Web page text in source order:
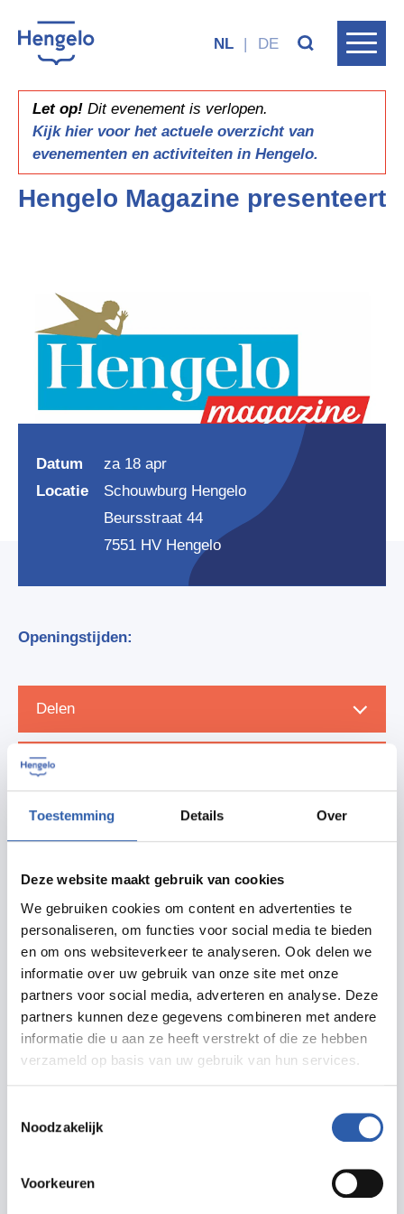
Toestemming Details Over
Deze website maakt gebruik van cookies
We gebruiken cookies om content en advertenties te
personaliseren, om functies voor social media te bieden
en om ons websiteverkeer te analyseren. Ook delen we
informatie over uw gebruik van onze site met onze
partners voor social media, adverteren en analyse. Deze
partners kunnen deze gegevens combineren met andere
informatie die u aan ze heeft verstrekt of die ze hebben
verzameld op basis van uw gebruik van hun services.
Noodzakelijk
Voorkeuren
NL | DE
Let op! Dit evenement is verlopen.
Kijk hier voor het actuele overzicht van
evenementen en activiteiten in Hengelo.
Hengelo Magazine presenteert
Datum
za 18 apr
Locatie
Schouwburg Hengelo
Beursstraat 44
7551 HV Hengelo
Openingstijden:
Delen
Zet in agenda
Routebeschrijving
Meer informatie
schouwburghengelo.nl
info@schouwburghengelo.nl
074 255 6789